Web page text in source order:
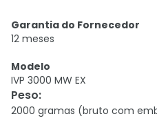
Garantia do Fornecedor
12 meses
Modelo
IVP 3000 MW EX
Peso:
2000 gramas (bruto com